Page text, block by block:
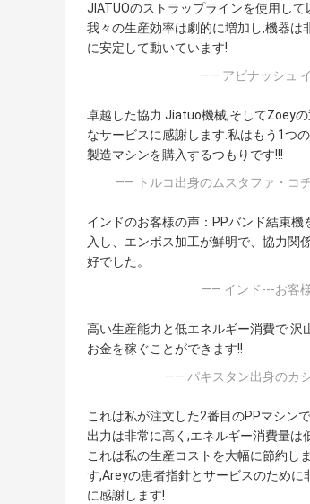
JIATUOのストラップラインを使用して
我々の生産効率は劇的に増加し,機器は
に安定して動いています!
—— アビナッシュ
卓越した協力 Jiatuo機械,そしてZoeyの
なサービスに感謝します.私はもう1つ
製造マシンを購入するつもりです!!!
—— トルコ出身のムスタファ・コ
インドのお客様の声：PPバンド結束機
入し、エンボス加工が鮮明で、協力関
好でした。
—— インド---お客
高い生産能力と低エネルギー消費で 沢
お金を稼ぐことができます!!
—— パキスタン出身のカ
これは私が注文した2番目のPPマシン
出力は非常に高く,エネルギー消費量は
これは私の生産コストを大幅に節約しま
す,Areyの患者指針とサービスのために
に感謝します!